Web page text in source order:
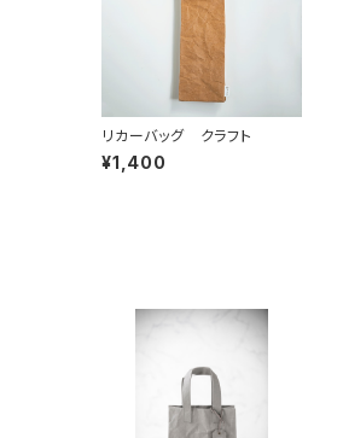
リカーバッグ クラフト
¥1,400